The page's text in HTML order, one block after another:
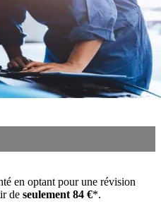
en optant pour une révision
de seulement 84 €*.